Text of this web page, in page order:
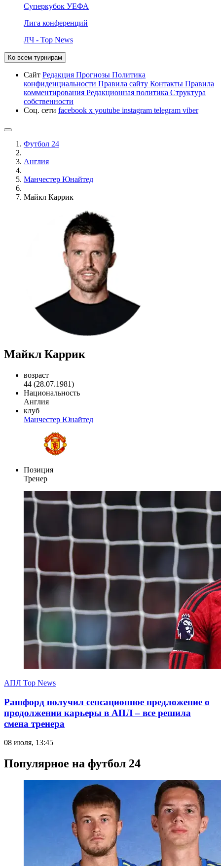
Суперкубок УЕФА
Лига конференций
ЛЧ - Top News
Ко всем турнирам
Сайт Редакция Прогнозы Политика
конфиденциальности Правила сайту Контакты Правила
комментирования Редакционная политика Структура
собственности
Соц. сети facebook x youtube instagram telegram viber
Футбол 24
Англия
Манчестер Юнайтед
Майкл Каррик
Майкл Каррик
возраст
44 (28.07.1981)
Национальность
Англия
клуб
Манчестер Юнайтед
Позиция
Тренер
АПЛ Top News
Рашфорд получил сенсационное предложение о
продолжении карьеры в АПЛ – все решила
смена тренера
08 июля, 13:45
Популярное на футбол 24